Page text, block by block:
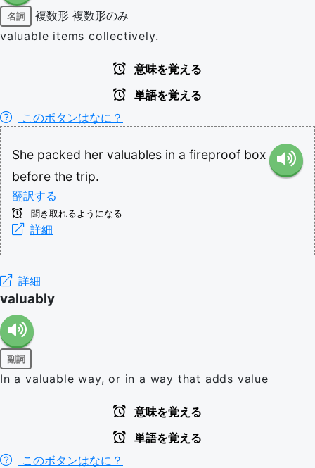
名詞 複数形 複数形のみ
valuable items collectively.
意味を覚える
単語を覚える
このボタンはなに？
She packed her valuables in a fireproof box
before the trip.
翻訳する
聞き取れるようになる
詳細
詳細
valuably
副詞
In a valuable way, or in a way that adds value
意味を覚える
単語を覚える
このボタンはなに？